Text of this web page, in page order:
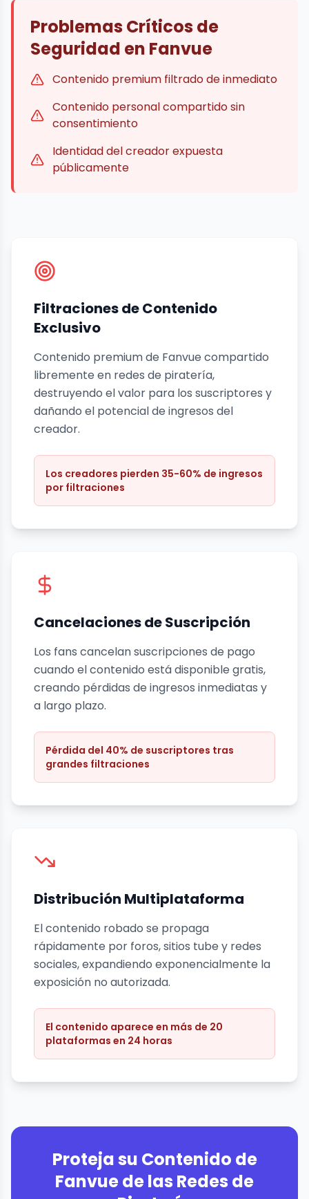
Problemas Críticos de
Seguridad en Fanvue
Contenido premium filtrado de inmediato
Contenido personal compartido sin
consentimiento
Identidad del creador expuesta
públicamente
Filtraciones de Contenido
Exclusivo
Contenido premium de Fanvue compartido
libremente en redes de piratería,
destruyendo el valor para los suscriptores y
dañando el potencial de ingresos del
creador.
Los creadores pierden 35-60% de ingresos
por filtraciones
Cancelaciones de Suscripción
Los fans cancelan suscripciones de pago
cuando el contenido está disponible gratis,
creando pérdidas de ingresos inmediatas y
a largo plazo.
Pérdida del 40% de suscriptores tras
grandes filtraciones
Distribución Multiplataforma
El contenido robado se propaga
rápidamente por foros, sitios tube y redes
sociales, expandiendo exponencialmente la
exposición no autorizada.
El contenido aparece en más de 20
plataformas en 24 horas
Proteja su Contenido de
Fanvue de las Redes de